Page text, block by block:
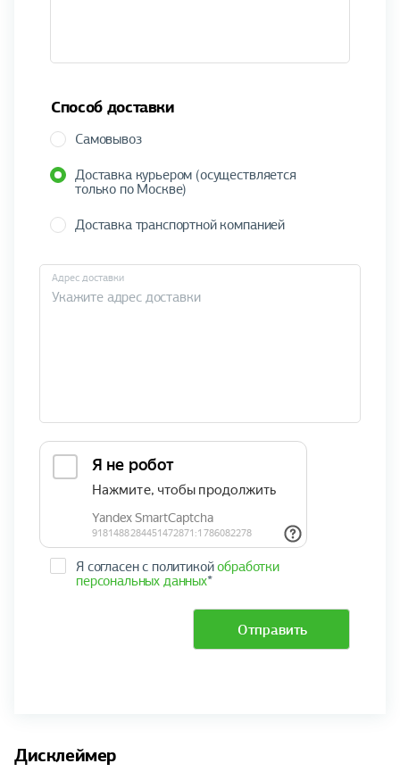
Способ доставки
Самовывоз
Доставка курьером (осуществляется
только по Москве)
Доставка транспортной компанией
Адрес доставки
Я согласен с политикойобработки
персональных данных*
Отправить
Дисклеймер